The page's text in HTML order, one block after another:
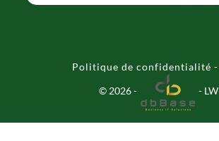
Politique de confidentialité -
© 2026 - - LW